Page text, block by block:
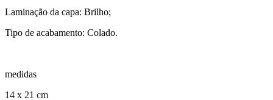
Laminação da capa: Brilho;
Tipo de acabamento: Colado.
medidas
14 x 21 cm